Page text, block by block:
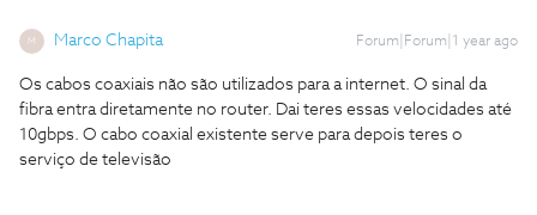
M Marco Chapita Forum|Forum|1 year ago
Os cabos coaxiais não são utilizados para a internet. O sinal da
fibra entra diretamente no router. Dai teres essas velocidades até
10gbps. O cabo coaxial existente serve para depois teres o
serviço de televisão